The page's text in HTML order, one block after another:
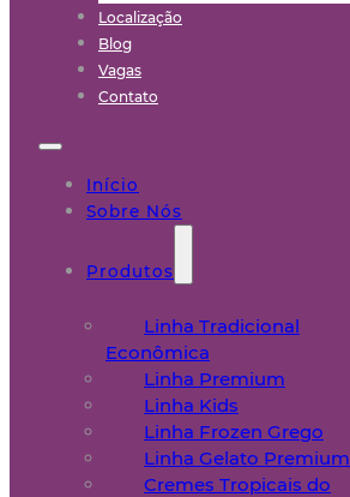
Localização
Blog
Vagas
Contato
Início
Sobre Nós
Produtos
Linha Tradicional
Econômica
Linha Premium
Linha Kids
Linha Frozen Grego
Linha Gelato Premium
Cremes Tropicais do